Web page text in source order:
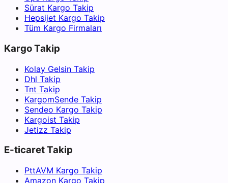
Sürat Kargo Takip
Hepsijet Kargo Takip
Tüm Kargo Firmaları
Kargo Takip
Kolay Gelsin Takip
Dhl Takip
Tnt Takip
KargomSende Takip
Sendeo Kargo Takip
Kargoist Takip
Jetizz Takip
E-ticaret Takip
PttAVM Kargo Takip
Amazon Kargo Takip